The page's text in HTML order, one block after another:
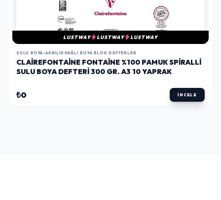
LUSTWAY LUSTWAY LUSTWAY
SULU BOYA-AKRILIK-YAĞLI BOYA BLOK DEFTERLER
CLAIREFONTAINE FONTAINE %100 PAMUK SPIRALLI
SULU BOYA DEFTERI 300 GR. A3 10 YAPRAK
₺0 İNCELE